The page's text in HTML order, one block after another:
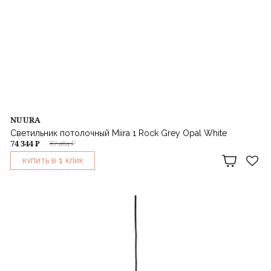
NUURA
Светильник потолочный Miira 1 Rock Grey Opal White
87 464 ₽
74 344 ₽
КУПИТЬ В 1 КЛИК